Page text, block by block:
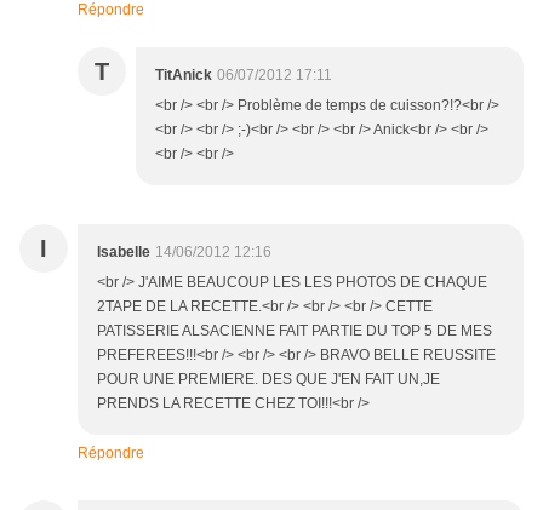
Répondre
T TitAnick 06/07/2012 17:11
<br /> <br /> Problème de temps de cuisson?!?<br />
<br /> <br /> ;-)<br /> <br /> <br /> Anick<br /> <br />
<br /> <br />
I Isabelle 14/06/2012 12:16
<br /> J'AIME BEAUCOUP LES LES PHOTOS DE CHAQUE
2TAPE DE LA RECETTE.<br /> <br /> <br /> CETTE
PATISSERIE ALSACIENNE FAIT PARTIE DU TOP 5 DE MES
PREFEREES!!!<br /> <br /> <br /> BRAVO BELLE REUSSITE
POUR UNE PREMIERE. DES QUE J'EN FAIT UN,JE
PRENDS LA RECETTE CHEZ TOI!!!<br />
Répondre